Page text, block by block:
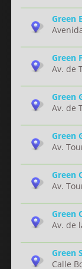
Green
Green
Av. de
Green
Av. de
Green
Av.
Green
Av.
Green
Av. de
Green
Calle